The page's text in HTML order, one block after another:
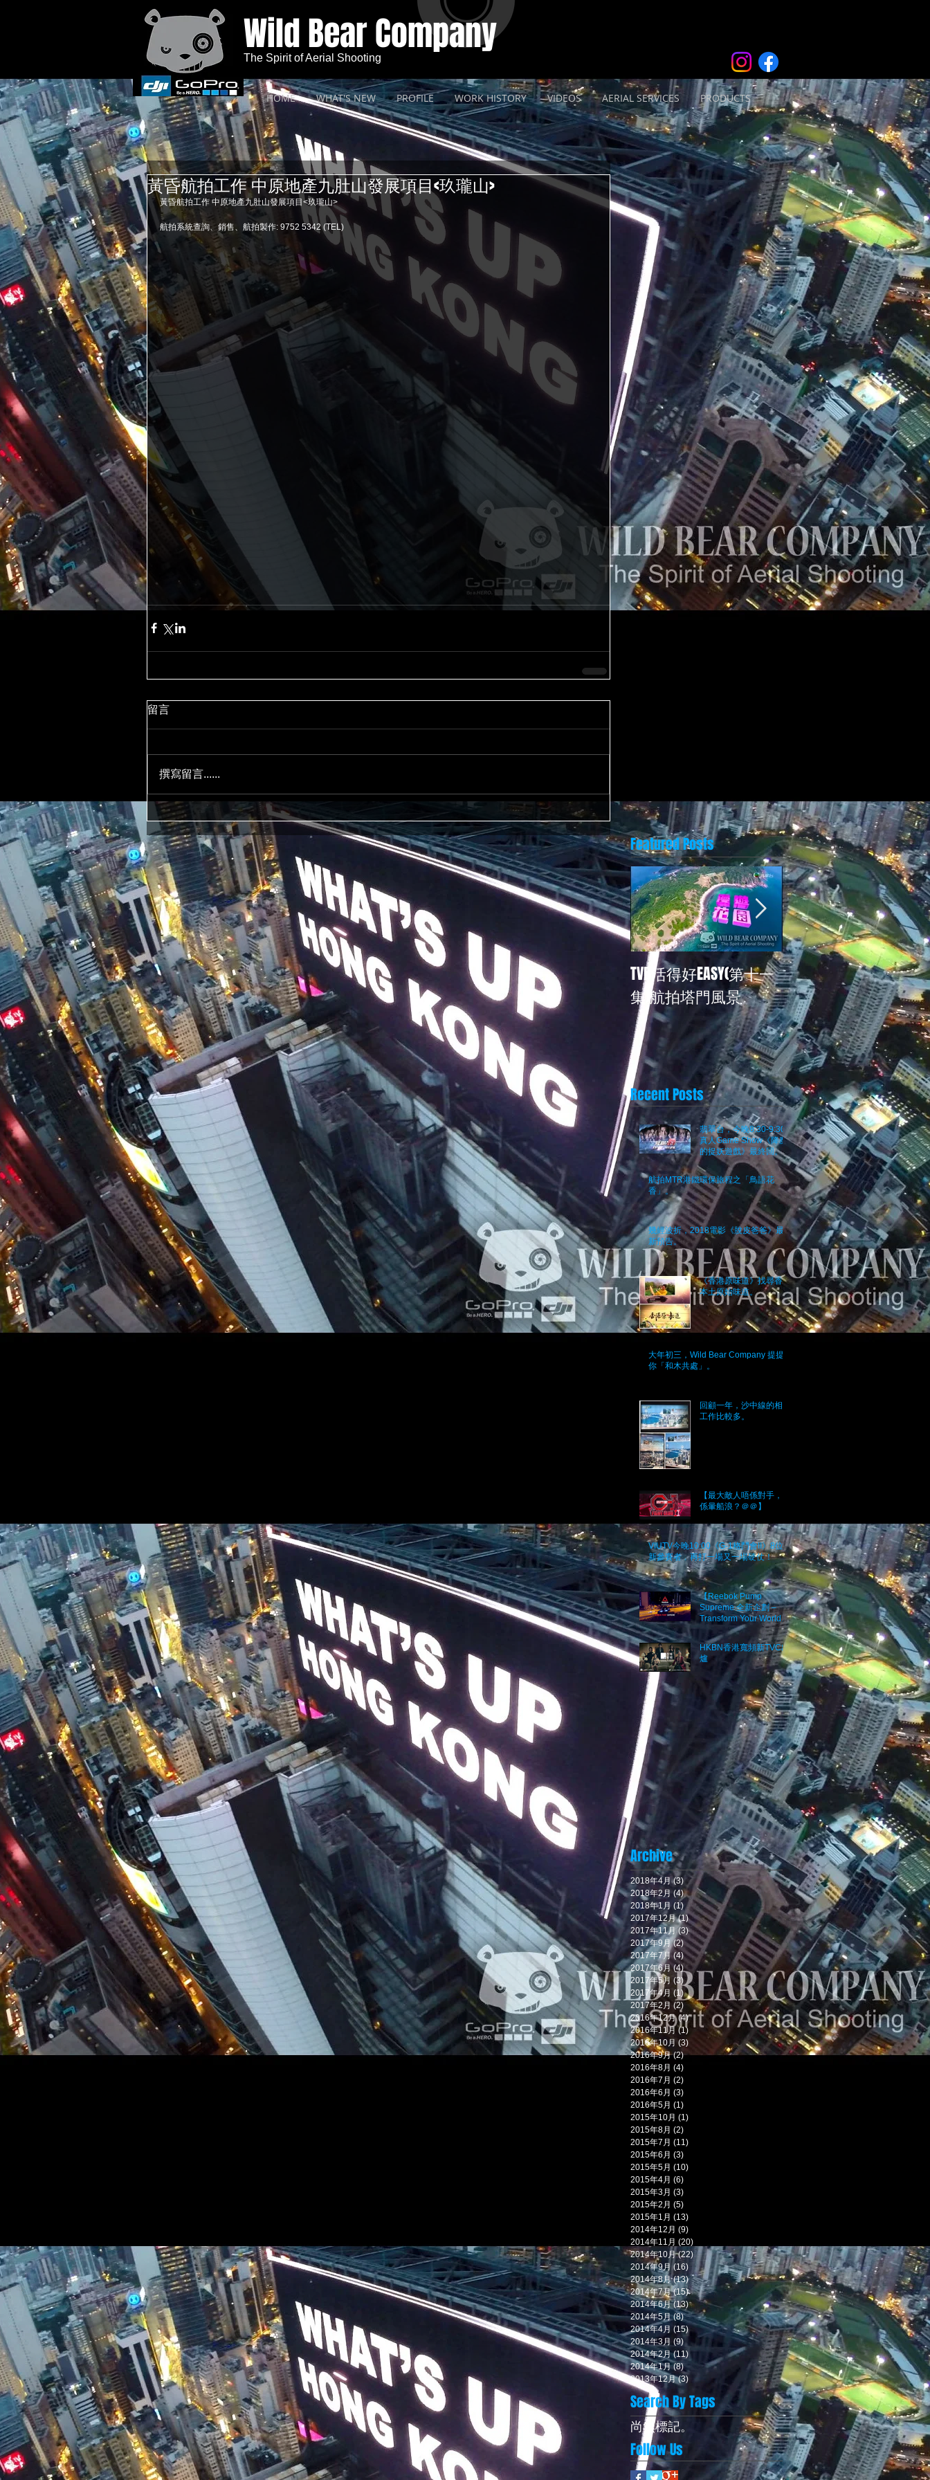
HOME WHAT'S NEW PROFILE WORK HISTORY VIDEOS AERIAL SERVICES PRODUCTS
Wild Bear Company
The Spirit of Aerial Shooting
黃昏航拍工作 中原地產九肚山發展項目<玖瓏山>
黃昏航拍工作 中原地產九肚山發展項目<玖瓏山>
航拍系統查詢、銷售、航拍製作: 9752 5342 (TEL)
留言
撰寫留言......
Featured Posts
TVB活得好EASY(第十一
集)航拍塔門風景
再次為TVB<活得好
拍攝
Recent Posts
翡翠台，今晚8:30-9:30
真人Game Show《降魔
的捉妖遊戲》最終回。究
竟邊個係魔？
航拍MTR港鐵環保旅程之「鳥語花
香」。
幾經波折，2018電影《脫皮爸爸》最
新預告。
《香港原味道》找尋香港
本土原始味道。
大年初三，Wild Bear Company 提提
你「和木共處」。
回顧一年，沙中線的相關
工作比較多。
【最大敵人唔係對手，而
係暈船浪？＠＠】
VIUTV今晚10:00《G-1格鬥會II》8位
新參賽者﹐再打一場又一場硬仗！
【Reebok Pump
Supreme 全新企劃 –
Transform Your World】
Project 2017
HKBN香港寬頻新TVC出
爐
Archive
2018年4月 (3)3 篇文章
2018年2月 (4)4 篇文章
2018年1月 (1) 1 篇文章
2017年12月 (1)1 篇文章
2017年11月 (3)3 篇文章
2017年9月 (2)2 篇文章
2017年7月 (4)4 篇文章
2017年6月 (4)4 篇文章
2017年5月 (3)3 篇文章
2017年4月 (1)1 篇文章
2017年2月 (2)2 篇文章
2016年12月 (4)4 篇文章
2016年11月 (1) 1 篇文章
2016年10月 (3)
2016年9月 (2)2 篇文章
2016年8月 (4)
2016年7月 (2)
2016年6月 (3)
2016年5月 (1)
2015年10月 (1)
2015年8月 (2)
2015年7月 (11)
2015年6月 (3)
2015年5月 (10)
2015年4月 (6)
2015年3月 (3)
2015年2月 (5)
2015年1月 (13)
2014年12月 (9)
2014年11月 (20)
2014年10月 (22) 22 篇文章
2014年9月 (16) 16 篇文章
2014年8月 (13)13 篇文章
2014年7月 (15)15 篇文章
2014年6月 (13)13 篇文章
2014年5月 (8)8 篇文章
2014年4月 (15) 15 篇文章
2014年3月 (9) 9 篇文章
2014年2月 (11) 11 篇文章
2014年1月 (8)8 篇文章
2013年12月 (3) 3 篇文章
Search By Tags
尚無標記。
Follow Us